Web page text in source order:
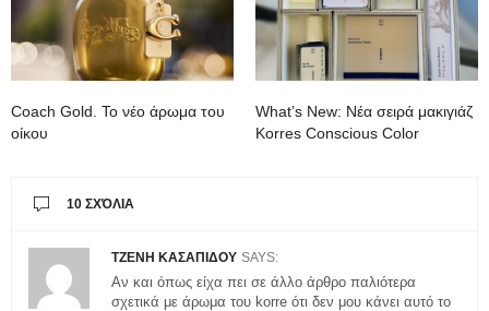
Coach Gold. To νέο άρωμα του
οίκου
What’s New: Νέα σειρά μακιγιάζ
Korres Conscious Color
10 ΣΧΌΛΙΑ
ΤΖΕΝΗ ΚΑΣΑΠΙΔΟΥ SAYS:
Αν και όπως είχα πει σε άλλο άρθρο παλιότερα
σχετικά με άρωμα του korre ότι δεν μου κάνει αυτό το